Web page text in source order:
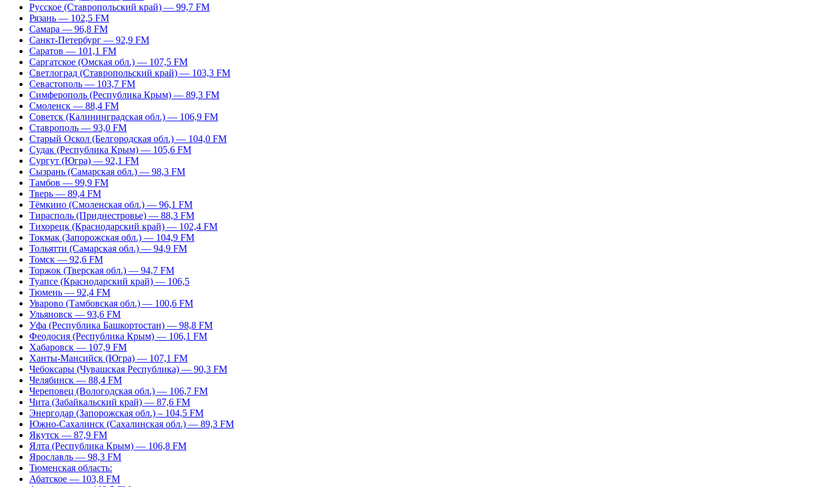
Русское (Ставропольский край) — 99,7 FM
Рязань — 102,5 FM
Самара — 96,8 FM
Санкт-Петербург — 92,9 FM
Саратов — 101,1 FM
Саргатское (Омская обл.) — 107,5 FM
Светлоград (Ставропольский край) — 103,3 FM
Севастополь — 103,7 FM
Симферополь (Республика Крым) — 89,3 FM
Смоленск — 88,4 FM
Советск (Калининградская обл.) — 106,9 FM
Ставрополь — 93,0 FM
Старый Оскол (Белгородская обл.) — 104,0 FM
Судак (Республика Крым) — 105,6 FM
Сургут (Югра) — 92,1 FM
Сызрань (Самарская обл.) — 98,3 FM
Тамбов — 99,9 FM
Тверь — 89,4 FM
Тёмкино (Смоленская обл.) — 96,1 FM
Тирасполь (Приднестровье) — 88,3 FM
Тихорецк (Краснодарский край) — 102,4 FM
Токмак (Запорожская обл.) — 104,9 FM
Тольятти (Самарская обл.) — 94,9 FM
Томск — 92,6 FM
Торжок (Тверская обл.) — 94,7 FM
Туапсе (Краснодарский край) — 106,5
Тюмень — 92,4 FM
Уварово (Тамбовская обл.) — 100,6 FM
Ульяновск — 93,6 FM
Уфа (Республика Башкортостан) — 98,8 FM
Феодосия (Республика Крым) — 106,1 FM
Хабаровск — 107,9 FM
Ханты-Мансийск (Югра) — 107,1 FM
Чебоксары (Чувашская Республика) — 90,3 FM
Челябинск — 88,4 FM
Череповец (Вологодская обл.) — 106,7 FM
Чита (Забайкальский край) — 87,6 FM
Энергодар (Запорожская обл.) – 104,5 FM
Южно-Сахалинск (Сахалинская обл.) — 89,3 FM
Якутск — 87,9 FM
Ялта (Республика Крым) — 106,8 FM
Ярославль — 98,3 FM
Тюменская область:
Абатское — 103,8 FM